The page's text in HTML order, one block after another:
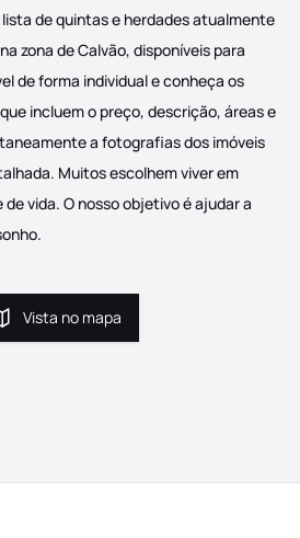
de quintas e herdades atualmente
zona de Calvão, disponíveis para
de forma individual e conheça os
incluem o preço, descrição, áreas e
a fotografias dos imóveis
Muitos escolhem viver em
vida. O nosso objetivo é ajudar a
Vista no mapa
Vista no mapa